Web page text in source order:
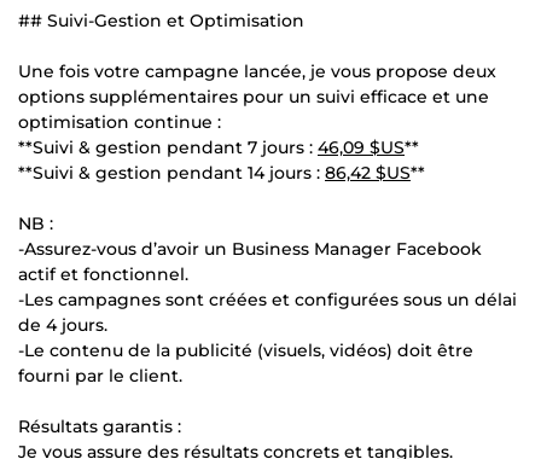
## Suivi-Gestion et Optimisation
Une fois votre campagne lancée, je vous propose deux
options supplémentaires pour un suivi efficace et une
optimisation continue :
**Suivi & gestion pendant 7 jours : 46,09 $US**
**Suivi & gestion pendant 14 jours : 86,42 $US**
NB :
-Assurez-vous d’avoir un Business Manager Facebook
actif et fonctionnel.
-Les campagnes sont créées et configurées sous un délai
de 4 jours.
-Le contenu de la publicité (visuels, vidéos) doit être
fourni par le client.
Résultats garantis :
Je vous assure des résultats concrets et tangibles.